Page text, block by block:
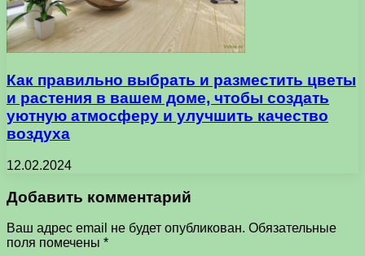
Как правильно выбрать и разместить цветы
и растения в вашем доме, чтобы создать
уютную атмосферу и улучшить качество
воздуха
12.02.2024
Добавить комментарий
Ваш адрес email не будет опубликован. Обязательные
поля помечены *